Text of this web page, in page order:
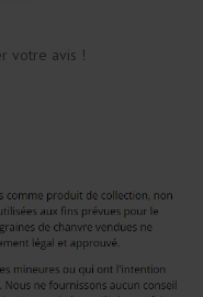
votre avis !